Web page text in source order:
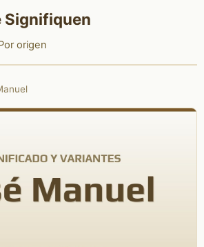
Signifiquen
origen